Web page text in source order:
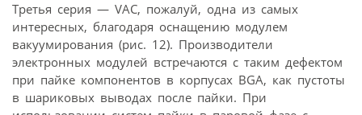
Третья серия — VAC, пожалуй, одна из самых
интересных, благодаря оснащению модулем
вакуумирования (рис. 12). Производители
электронных модулей встречаются с таким дефектом
при пайке компонентов в корпусах BGA, как пустоты
в шариковых выводах после пайки. При